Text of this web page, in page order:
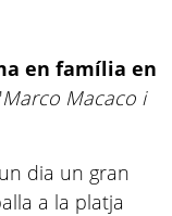
en família en
Marco Macaco i
dia un gran
a la platja